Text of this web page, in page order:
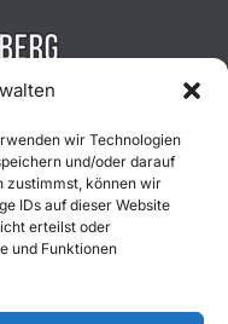
wir Technologien
und/oder darauf
zustimmst, können wir
IDs auf dieser Website
erteilst oder
und Funktionen